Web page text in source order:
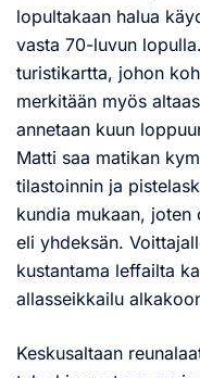
lopultakaan halua
vasta 70-luvun
turistikartta, johon
merkitään myös
annetaan kuun
Matti saa matikan
tilastoinnin ja
kundia mukaan, joten
eli yhdeksän.
kustantama leffailta
allasseikkailu
Keskusaltaan